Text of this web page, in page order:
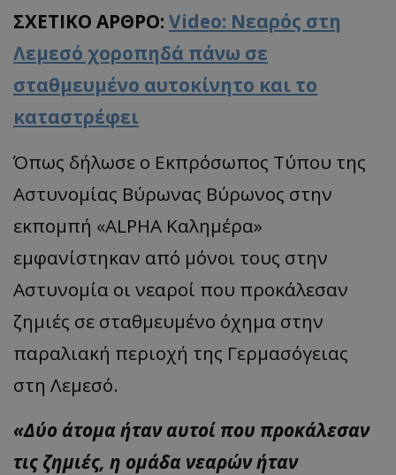
ΣΧΕΤΙΚΟ ΑΡΘΡΟ: Video: Νεαρός στη
Λεμεσό χοροπηδά πάνω σε
σταθμευμένο αυτοκίνητο και το
καταστρέφει
Όπως δήλωσε ο Εκπρόσωπος Τύπου της
Αστυνομίας Βύρωνας Βύρωνος στην
εκπομπή «ALPΗΑ Καλημέρα»
εμφανίστηκαν από μόνοι τους στην
Αστυνομία οι νεαροί που προκάλεσαν
ζημιές σε σταθμευμένο όχημα στην
παραλιακή περιοχή της Γερμασόγειας
στη Λεμεσό.
«Δύο άτομα ήταν αυτοί που προκάλεσαν
τις ζημιές, η ομάδα νεαρών ήταν